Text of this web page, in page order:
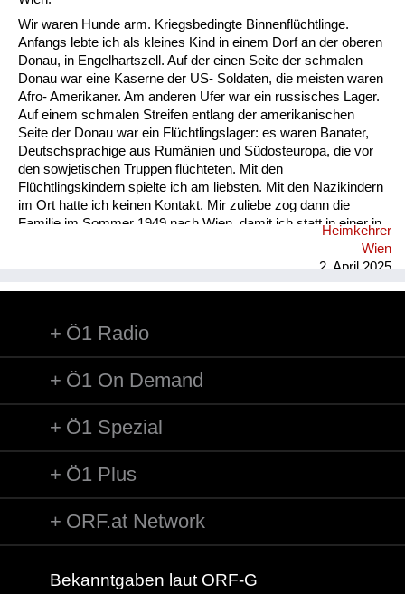
Wir waren Hunde arm. Kriegsbedingte Binnenflüchtlinge.
Anfangs lebte ich als kleines Kind in einem Dorf an der oberen
Donau, in Engelhartszell. Auf der einen Seite der schmalen
Donau war eine Kaserne der US- Soldaten, die meisten waren
Afro- Amerikaner. Am anderen Ufer war ein russisches Lager.
Auf einem schmalen Streifen entlang der amerikanischen
Seite der Donau war ein Flüchtlingslager: es waren Banater,
Deutschsprachige aus Rumänien und Südosteuropa, die vor
den sowjetischen Truppen flüchteten. Mit den
Flüchtlingskindern spielte ich am liebsten. Mit den Nazikindern
im Ort hatte ich keinen Kontakt. Mir zuliebe zog dann die
Familie im Sommer 1949 nach Wien, damit ich statt in einer in
zwei Klassen geteilten Volksschule eine gute Schule besuchen
konnte. Bildung war für uns wichtig: am Donau Ufer hatte ich
meines Vaters mit einem Stecken in den feuchten Sand malte.
Heimkehrer
Wien
2. April 2025
Ö1 Radio
Ö1 On Demand
Ö1 Spezial
Ö1 Plus
ORF.at Network
Bekanntgaben laut ORF-G